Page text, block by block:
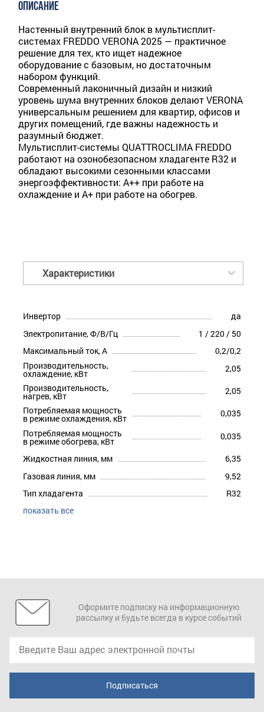
ОПИСАНИЕ
Настенный внутренний блок в мультисплит-
системах FREDDO VERONA 2025 — практичное
решение для тех, кто ищет надежное
оборудование с базовым, но достаточным
набором функций.
Современный лаконичный дизайн и низкий
уровень шума внутренних блоков делают VERONA
универсальным решением для квартир, офисов и
других помещений, где важны надежность и
разумный бюджет.
Мультисплит-системы QUATTROCLIMA FREDDO
работают на озонобезопасном хладагенте R32 и
обладают высокими сезонными классами
энергоэффективности: А++ при работе на
охлаждение и А+ при работе на обогрев.
Характеристики
Инвертор
да
Электропитание, Ф/В/Гц
1 / 220 / 50
Максимальный ток, А
0,2/0,2
Производительность,
охлаждение, кВт
2,05
Производительность,
нагрев, кВт
2,05
Потребляемая мощность
в режиме охлаждения, кВт
0,035
Потребляемая мощность
в режиме обогрева, кВт 0,035
Жидкостная линия, мм
6,35
Газовая линия, мм
9,52
Тип хладагента
R32
показать все
Оформите подписку на информационную
рассылку и будьте всегда в курсе событий